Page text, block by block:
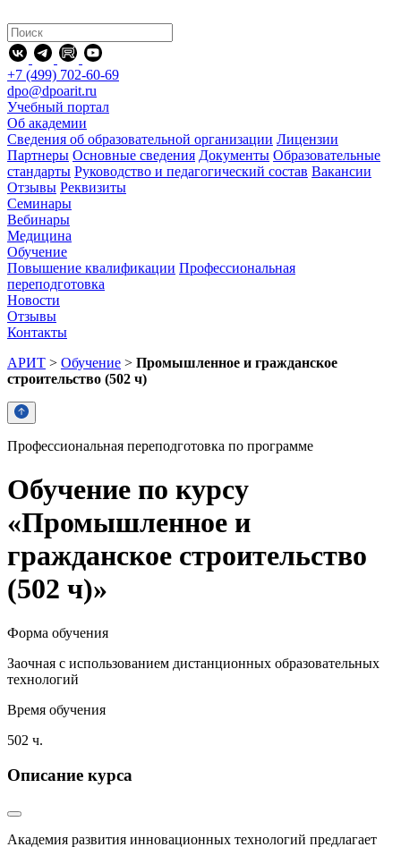
+7 (499) 702-60-69
dpo@dpoarit.ru
Учебный портал
Об академии
Сведения об образовательной организации Лицензии
Партнеры Основные сведения Документы Образовательные
стандарты Руководство и педагогический состав Вакансии
Отзывы Реквизиты
Семинары
Вебинары
Медицина
Обучение
Повышение квалификации Профессиональная
переподготовка
Новости
Отзывы
Контакты
АРИТ > Обучение > Промышленное и гражданское
строительство (502 ч)
Профессиональная переподготовка по программе
Обучение по курсу
«Промышленное и
гражданское строительство
(502 ч)»
Форма обучения
Заочная с использованием дистанционных образовательных
технологий
Время обучения
502 ч.
Описание курса
Академия развития инновационных технологий предлагает